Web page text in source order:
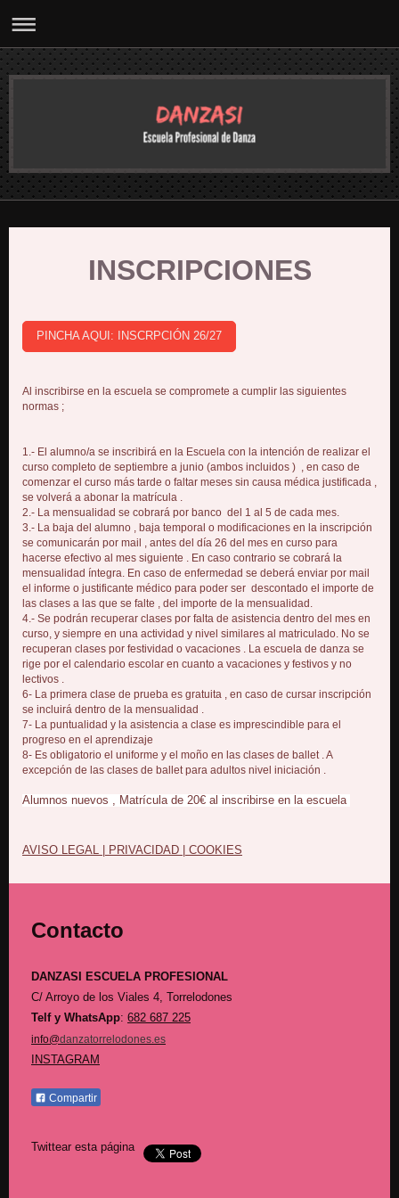
INSCRIPCIONES
PINCHA AQUI: INSCRPCIÓN 26/27
Al inscribirse en la escuela se compromete a cumplir las siguientes
normas ;
1.- El alumno/a se inscribirá en la Escuela con la intención de realizar el
curso completo de septiembre a junio (ambos incluidos ) , en caso de
comenzar el curso más tarde o faltar meses sin causa médica justificada ,
se volverá a abonar la matrícula .
2.- La mensualidad se cobrará por banco del 1 al 5 de cada mes.
3.- La baja del alumno , baja temporal o modificaciones en la inscripción
se comunicarán por mail , antes del día 26 del mes en curso para
hacerse efectivo al mes siguiente . En caso contrario se cobrará la
mensualidad íntegra. En caso de enfermedad se deberá enviar por mail
el informe o justificante médico para poder ser descontado el importe de
las clases a las que se falte , del importe de la mensualidad.
4.- Se podrán recuperar clases por falta de asistencia dentro del mes en
curso, y siempre en una actividad y nivel similares al matriculado. No se
recuperan clases por festividad o vacaciones . La escuela de danza se
rige por el calendario escolar en cuanto a vacaciones y festivos y no
lectivos .
6- La primera clase de prueba es gratuita , en caso de cursar inscripción
se incluirá dentro de la mensualidad .
7- La puntualidad y la asistencia a clase es imprescindible para el
progreso en el aprendizaje
8- Es obligatorio el uniforme y el moño en las clases de ballet . A
excepción de las clases de ballet para adultos nivel iniciación .
Alumnos nuevos , Matrícula de 20€ al inscribirse en la escuela
AVISO LEGAL | PRIVACIDAD | COOKIES
Contacto
DANZASI ESCUELA PROFESIONAL
C/ Arroyo de los Viales 4,
Torrelodones
Telf y WhatsApp: 682 687 225
info@danzatorrelodones.es
INSTAGRAM
Compartir
Twittear esta página